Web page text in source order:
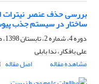
بررسی حذف عنصر نیترات
ساختار در سیستم جذب
دوره 4، شماره 2، تابستان 1398، صفحه
علی بافکار، ندا بابلی
مشاهده مقاله
اصل مقاله